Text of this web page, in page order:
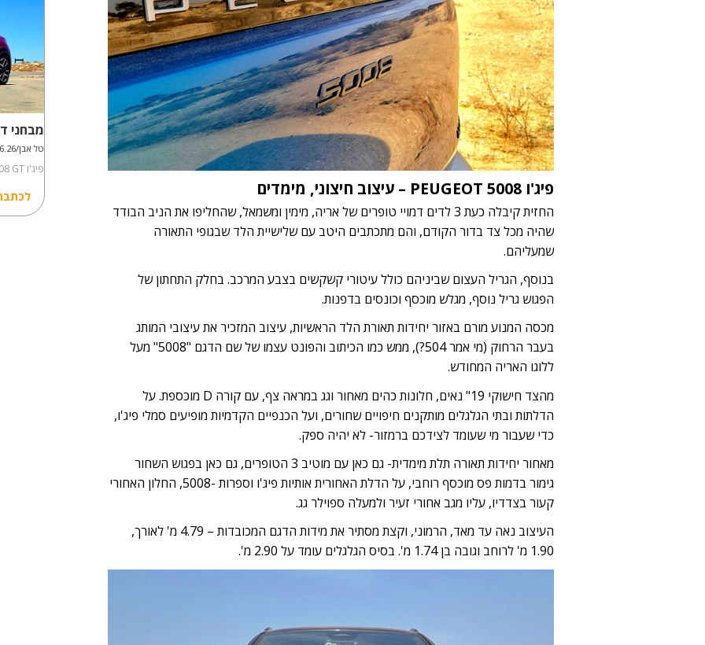
פיג'וPEUGEOT 5008 – עיצוב חיצוני, מימדים
החזית קיבלה כעת 3 לדים דמויי טופרים של אריה, מימין ומשמאל, שהחליפו את הניב הבודד
שהיה מכל צד בדור הקודם, והם מתכתבים היטב עם שלישיית הלד שבגופי התאורה
שמעליהם.
בנוסף, הגריל העצום שביניהם כולל עיטורי קשקשים בצבע המרכב. בחלק התחתון של
הפגוש גריל נוסף, מגלש מוכסף וכונסים בדפנות.
מכסה המנוע מורם באזור יחידות תאורת הלד הראשיות, עיצוב המזכיר את עיצובי המותג
בעבר הרחוק (מי אמר 504?), ממש כמו הכיתוב והפונט עצמו של שם הדגם "5008" מעל
ללוגו האריה המחודש.
מהצד חישוקי 19" נאים, חלונות כהים מאחור וגג במראה צף, עם קורה D מוכספת. על
הדלתות ובתי הגלגלים מותקנים חיפויים שחורים, ועל הכנפיים הקדמיות מופיעים סמלי פיג'ו,
כדי שעבור מי שעומד לצידכם ברמזור- לא יהיה ספק.
מאחור יחידות תאורה תלת מימדית- גם כאן עם מוטיב 3 הטופרים, גם כאן בפגוש השחור
גימור בדמות פס מוכסף רוחבי, על הדלת האחורית אותיות פיג'ו וספרות -5008, החלון האחורי
קעור בצדדיו, עליו מגב אחורי זעיר ולמעלה ספוילר גג.
העיצוב נאה עד מאד, הרמוני, וקצת מסתיר את מידות הדגם המכובדות – 4.79 מ' לאורך,
1.90 מ' לרוחב וגובה בן 1.74 מ'. בסיס הגלגלים עומד על 2.90 מ'.
מבחני
טל אבן/21.06.26
פיג'ו Peugeot 208 GT במבחן דרכים